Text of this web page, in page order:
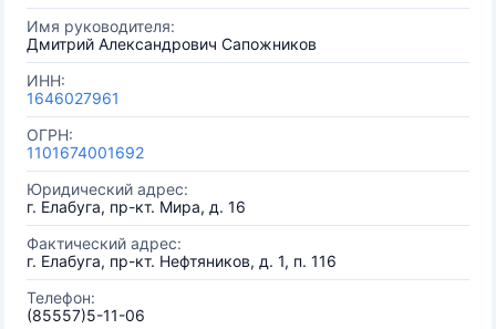
Имя руководителя:
Дмитрий Александрович Сапожников
ИНН:
1646027961
ОГРН:
1101674001692
Юридический адрес:
г. Елабуга, пр-кт. Мира, д. 16
Фактический адрес:
г. Елабуга, пр-кт. Нефтяников, д. 1, п. 116
Телефон:
(85557)5-11-06